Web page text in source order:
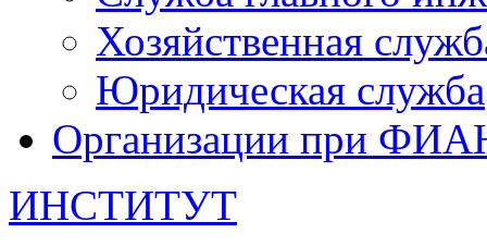
Хозяйственная
Юридическая служба
Организации при
ИНСТИТУТ